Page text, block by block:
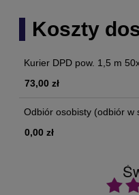
Koszty
Cena nie zawiera
Kurier DPD pow. 1,5 m
73,00 zł
Odbiór osobisty (odbiór w
0,00 zł
Ocena